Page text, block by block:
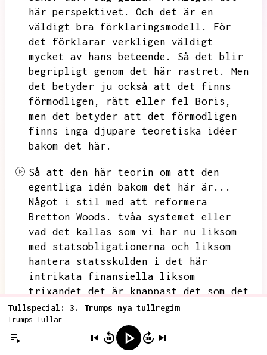
här perspektivet.
Och det är en
väldigt bra förklaringsmodell.
För
det förklarar verkligen väldigt
mycket av hans beteende.
Så det blir
begripligt genom det här rastret.
Men
det betyder ju också att det finns
förmodligen,
rätt eller fel Boris,
men det betyder att det förmodligen
finns inga djupare teoretiska idéer
bakom det här.
Så att den här teorin om att den
egentliga idén bakom det här är...
Något i stil med att reformera
Bretton Woods.
tvåa systemet eller
vad det kallas som vi har nu liksom
med statsobligationerna och liksom
hantera statsskulden i det här
intrikata finansiella liksom
trixandet det är knappast det som det
handlar om och det är liksom det
kanske lite grann det här art of the
deal få folk till förhandlingsbordet
för att få tribut och så vidare,
Tullspecial: 3. Trumps nya tullregim
Trumps Tullar